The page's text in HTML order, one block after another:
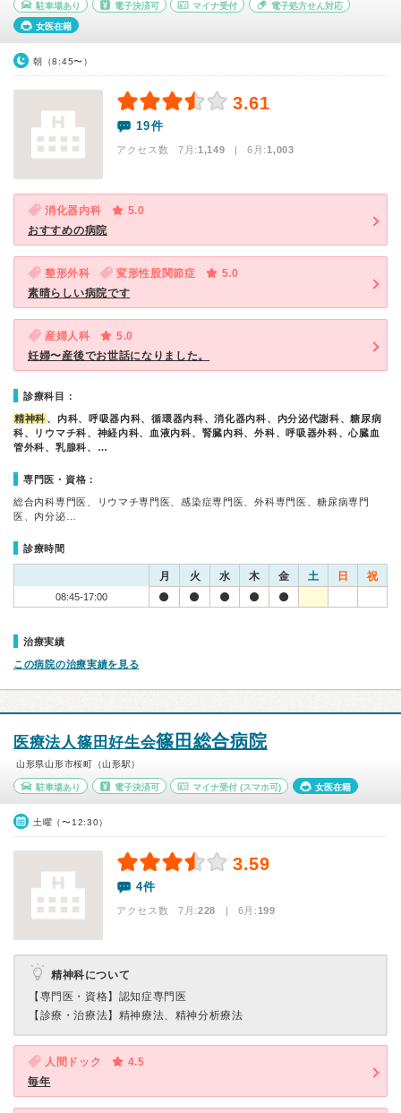
駐車場あり 電子決済可 マイナ受付 電子処方せん対応
女医在籍
朝（8:45〜）
3.61
19件
アクセス数 7月:1,149 | 6月:1,003
消化器内科
5.0
おすすめの病院
整形外科 変形性股関節症
5.0
素晴らしい病院です
産婦人科
5.0
妊婦〜産後でお世話になりました。
診療科目：
精神科 、内科、呼吸器内科、循環器内科、消化器内科、内分泌代謝科、糖尿病
科、リウマチ科、神経内科、血液内科、腎臓内科、外科、呼吸器外科、心臓血
管外科、乳腺科、…
専門医・資格：
総合内科専門医、リウマチ専門医、感染症専門医、外科専門医、糖尿病専門
医、内分泌…
診療時間
月 火 水 木 金 土 日 祝
08:45-17:00
治療実績
この病院の治療実績を見る
医療法人篠田好生会篠田総合病院
山形県山形市桜町（山形駅）
駐車場あり 電子決済可 マイナ受付 (スマホ可) 女医在籍
土曜（〜12:30）
3.59
4件
アクセス数 7月:228 | 6月:199
精神科について
【専門医・資格】 認知症専門医
【診療・治療法】 精神療法、精神分析療法
人間ドック
4.5
毎年